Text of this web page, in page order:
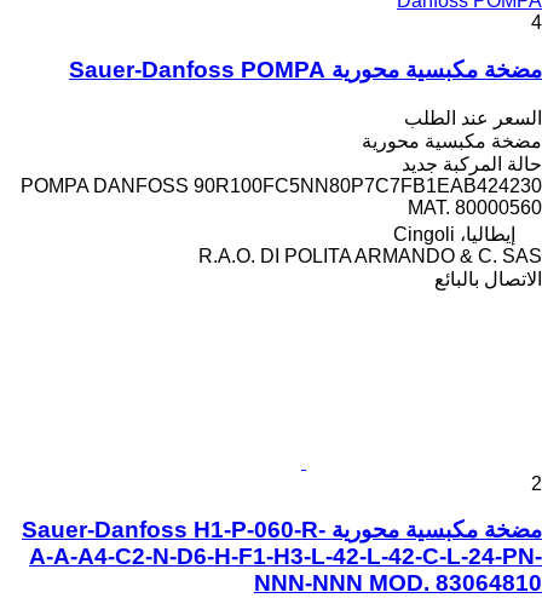
4
مضخة مكبسية محورية Sauer-Danfoss POMPA
السعر عند الطلب
مضخة مكبسية محورية
حالة المركبة جديد
POMPA DANFOSS 90R100FC5NN80P7C7FB1EAB424230
MAT. 80000560
إيطاليا، Cingoli
R.A.O. DI POLITA ARMANDO & C. SAS
الاتصال بالبائع
2
مضخة مكبسية محورية Sauer-Danfoss H1-P-060-R-
A-A-A4-C2-N-D6-H-F1-H3-L-42-L-42-C-L-24-PN-
NNN-NNN MOD. 83064810